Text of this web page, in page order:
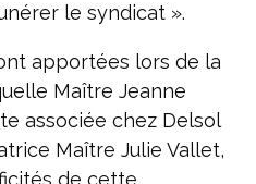
le syndicat ».
apportées lors de la
Maître Jeanne
associée chez Delsol
Maître Julie Vallet,